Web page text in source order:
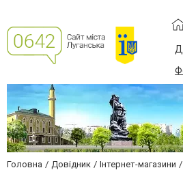
Головна Довідник Інтернет-магазини